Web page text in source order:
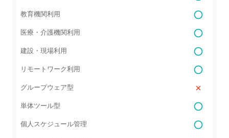
教育機関利用
医療・介護機関利用
建設・現場利用
リモートワーク利用
グループウェア型
単体ツール型
個人スケジュール管理